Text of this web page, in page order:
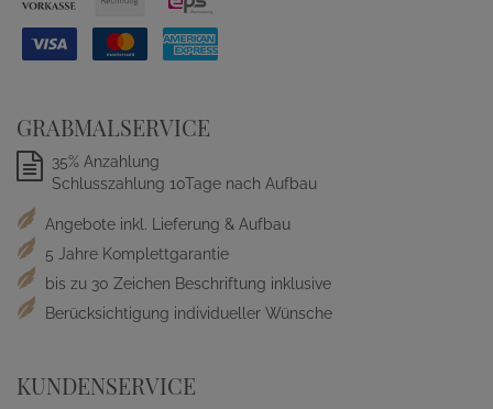
GRABMALSERVICE
35% Anzahlung
Schlusszahlung 10Tage nach Aufbau
Angebote inkl. Lieferung & Aufbau
5 Jahre Komplettgarantie
bis zu 30 Zeichen Beschriftung inklusive
Berücksichtigung individueller Wünsche
KUNDENSERVICE